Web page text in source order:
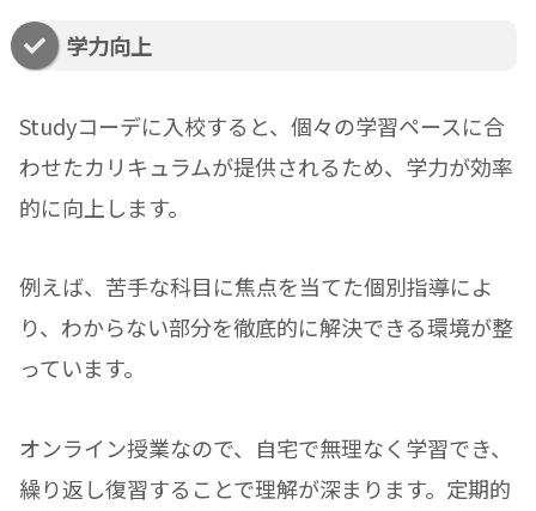
学力向上
Studyコーデに入校すると、個々の学習ペースに合
わせたカリキュラムが提供されるため、学力が効率
的に向上します。
例えば、苦手な科目に焦点を当てた個別指導によ
り、わからない部分を徹底的に解決できる環境が整
っています。
オンライン授業なので、自宅で無理なく学習でき、
繰り返し復習することで理解が深まります。定期的